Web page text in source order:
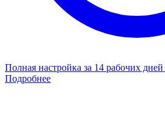
Полная настройка за 14 рабочих дней
Подробнее